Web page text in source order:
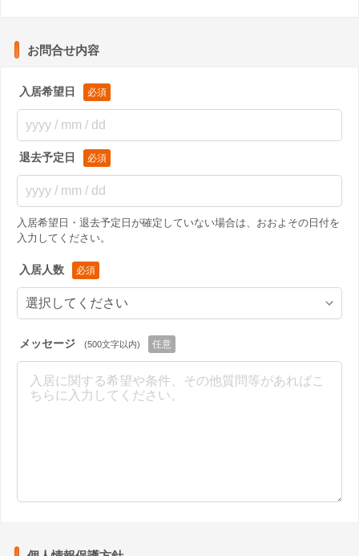
お問合せ内容
入居希望日
退去予定日
入居希望日・退去予定日が確定していない場合は、おおよその日付を
入力してください。
入居人数
メッセージ (500文字以内)